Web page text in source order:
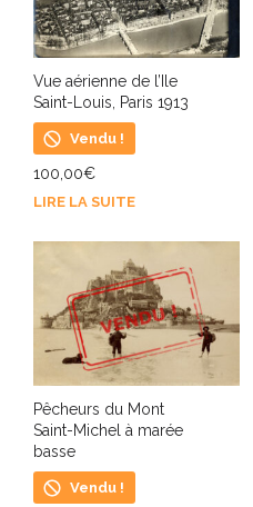
Vue aérienne de l’Ile
Saint-Louis, Paris 1913
Vendu !
100,00€
LIRE LA SUITE
Pêcheurs du Mont
Saint-Michel à marée
basse
Vendu !